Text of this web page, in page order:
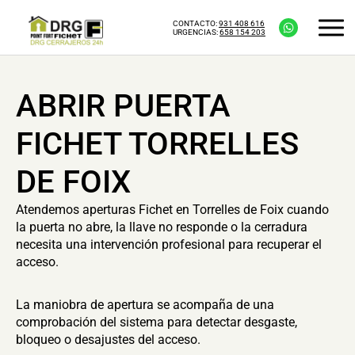
CONTACTO:931 408 616
URGENCIAS:658 154 203
ABRIR PUERTA
FICHET TORRELLES
DE FOIX
Atendemos aperturas Fichet en Torrelles de Foix cuando
la puerta no abre, la llave no responde o la cerradura
necesita una intervención profesional para recuperar el
acceso.
La maniobra de apertura se acompaña de una
comprobación del sistema para detectar desgaste,
bloqueo o desajustes del acceso.